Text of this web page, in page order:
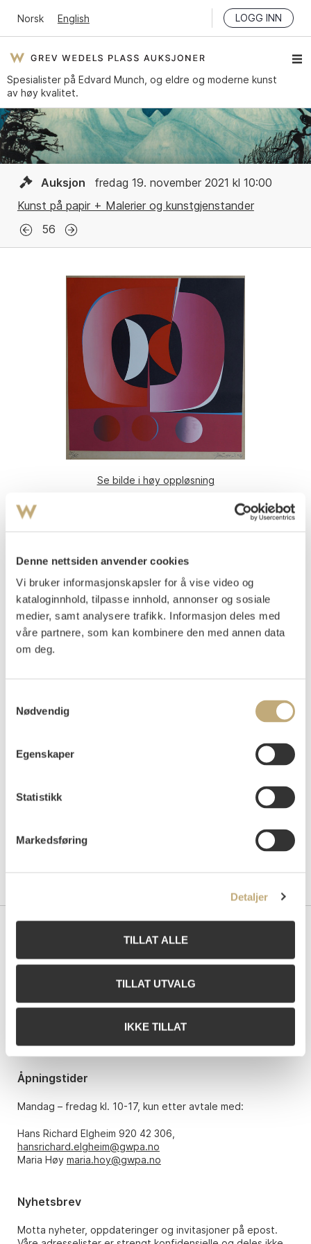
Denne nettsiden anvender cookies
Vi bruker informasjonskapsler for å vise video og
kataloginnhold, tilpasse innhold, annonser og sosiale
medier, samt analysere trafikk. Informasjon deles med
våre partnere, som kan kombinere den med annen data
om deg.
Nødvendig
Egenskaper
Statistikk
Markedsføring
Detaljer
TILLAT ALLE
TILLAT UTVALG
IKKE TILLAT
Norsk English LOGG INN
Spesialister på Edvard Munch, og eldre og moderne kunst
av høy kvalitet.
Auksjon
fredag 19. november 2021 kl 10:00
Kunst på papir + Malerier og kunstgjenstander
56
Se bilde i høy oppløsning
Gundersen, Gunnar S.
Serigrafi
Arket: 66,5x64, Motivet: 49,5x49,5
Signert og datert nede t.h.: Gunnar S. -67
Nummerert nede t.v.: 28/365
Uinnrammet.
Vurdering
Auksjonert
fredag 19. november 2021 kl 10:00
Grev Wedels Plass Auksjoner AS
Åpningstider
Mandag – fredag kl. 10-17, kun etter avtale med:
Hans Richard Elgheim 920 42 306,
hansrichard.elgheim@gwpa.no
Maria Høy maria.hoy@gwpa.no
Nyhetsbrev
Motta nyheter, oppdateringer og invitasjoner på epost.